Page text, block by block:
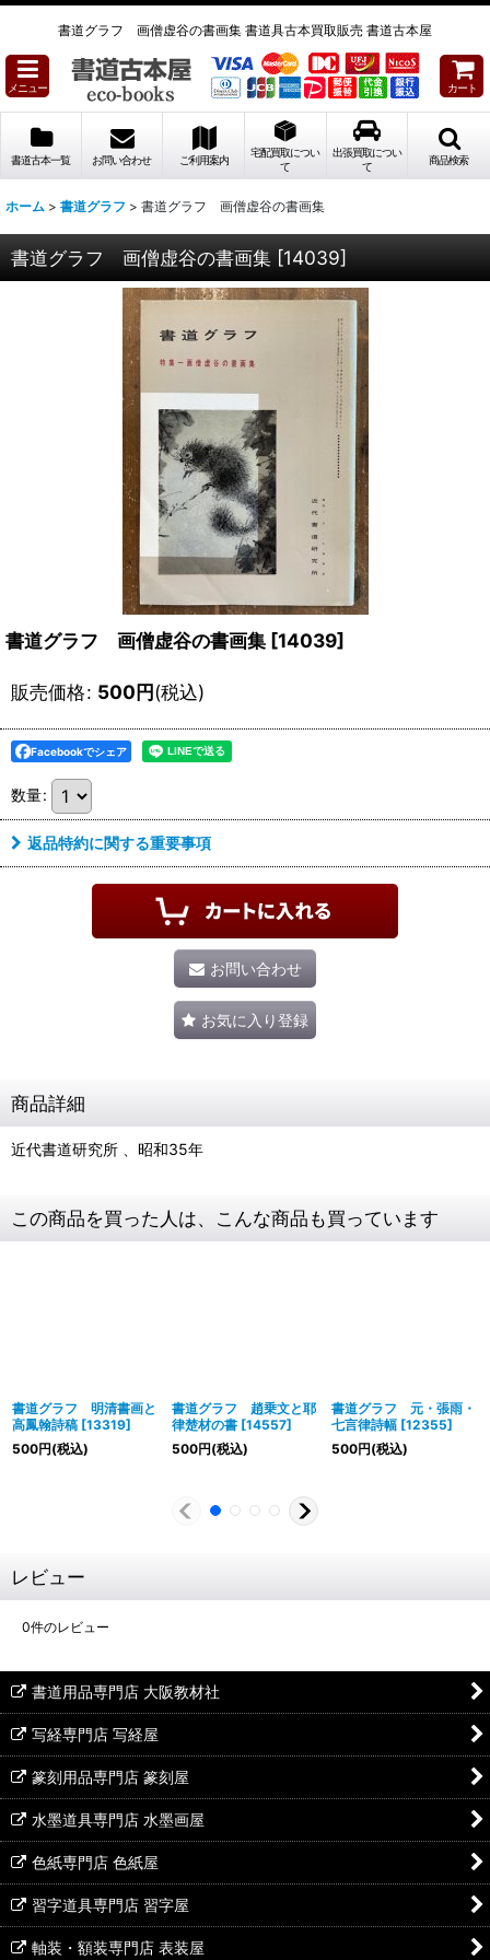
書道グラフ 画僧虚谷の書画集 書道具古本買取販売 書道古本屋
メニュー カート
書道古本一覧 お問い合わせ ご利用案内
宅配買取につい
て
出張買取につい
て
商品検索
ホーム > 書道グラフ > 書道グラフ 画僧虚谷の書画集
書道グラフ 画僧虚谷の書画集 [14039]
書道グラフ 画僧虚谷の書画集 [14039]
販売価格: 500円(税込)
Facebookでシェア
数量:
返品特約に関する重要事項
お問い合わせ
お気に入り登録
商品詳細
近代書道研究所 、昭和35年
この商品を買った人は、こんな商品も買っています
書道グラフ 明清書画と
高鳳翰詩稿 [13319]
500円(税込)
書道グラフ 趙乗文と耶
律楚材の書 [14557]
500円(税込)
書道グラフ 元・張雨・
七言律詩幅 [12355]
500円(税込)
レビュー
0件のレビュー
書道用品専門店 大阪教材社
写経専門店 写経屋
篆刻用品専門店 篆刻屋
水墨道具専門店 水墨画屋
色紙専門店 色紙屋
習字道具専門店 習字屋
軸装・額装専門店 表装屋